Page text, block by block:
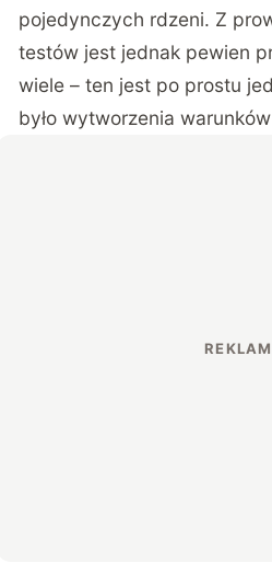
pojedynczych rdzeni. Z
testów jest jednak pewien
wiele – ten jest po prostu
było wytworzenia